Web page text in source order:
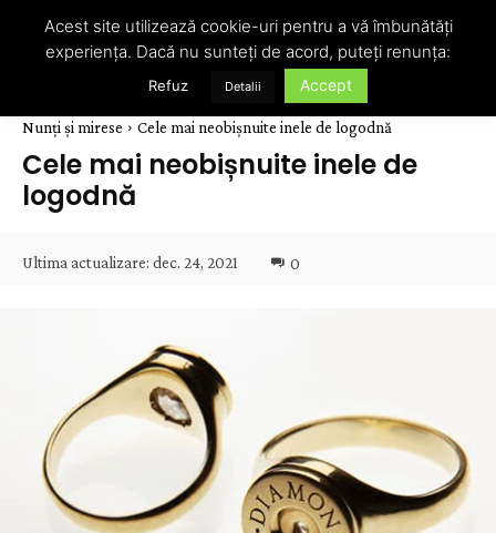
Nunți și mirese Cele mai neobișnuite inele de logodnă
Cele mai neobișnuite inele de
logodnă
Ultima actualizare: dec. 24, 2021 0
Acest site utilizează cookie-uri pentru a vă îmbunătăți
experiența. Dacă nu sunteți de acord, puteți renunța:
Refuz Detalii Accept